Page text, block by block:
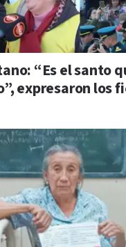
“Es el santo
expresaron los